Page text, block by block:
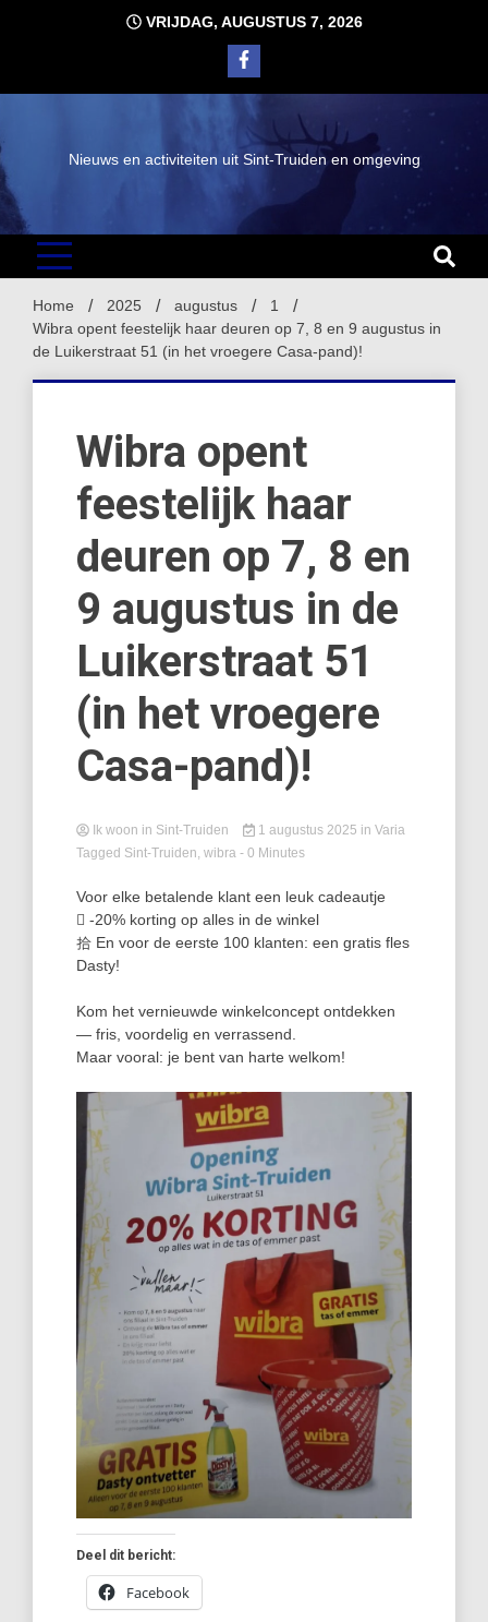
VRIJDAG, AUGUSTUS 7, 2026
Nieuws en activiteiten uit Sint-Truiden en omgeving
Home 2025 augustus
1
Wibra opent feestelijk haar deuren op 7, 8 en 9 augustus in
de Luikerstraat 51 (in het vroegere Casa-pand)!
Wibra opent
feestelijk haar
deuren op 7, 8 en
9 augustus in de
Luikerstraat 51
(in het vroegere
Casa-pand)!
Ik woon in Sint-Truiden 1 augustus 2025 in Varia
Tagged Sint-Truiden, wibra - 0 Minutes
Voor elke betalende klant een leuk cadeautje
 -20% korting op alles in de winkel
拾 En voor de eerste 100 klanten: een gratis fles
Dasty!
Kom het vernieuwde winkelconcept ontdekken
— fris, voordelig en verrassend.
Maar vooral: je bent van harte welkom!
Deel dit bericht:
Facebook